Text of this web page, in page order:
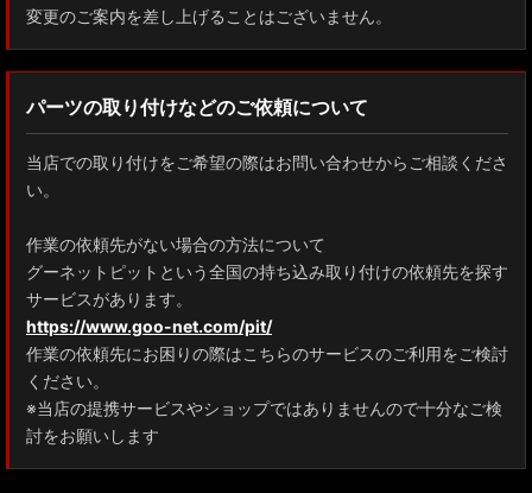
変更のご案内を差し上げることはございません。
パーツの取り付けなどのご依頼について
当店での取り付けをご希望の際はお問い合わせからご相談くださ
い。
作業の依頼先がない場合の方法について
グーネットピットという全国の持ち込み取り付けの依頼先を探す
サービスがあります。
https://www.goo-net.com/pit/
作業の依頼先にお困りの際はこちらのサービスのご利用をご検討
ください。
※当店の提携サービスやショップではありませんので十分なご検
討をお願いします